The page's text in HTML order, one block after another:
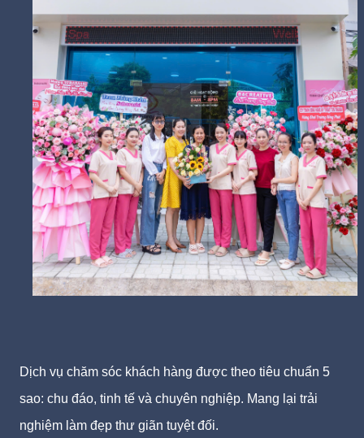
Dịch vụ chăm sóc khách hàng được theo tiêu chuẩn 5
sao: chu đáo, tinh tế và chuyên nghiệp. Mang lại trải
nghiệm làm đẹp thư giãn tuyệt đối.